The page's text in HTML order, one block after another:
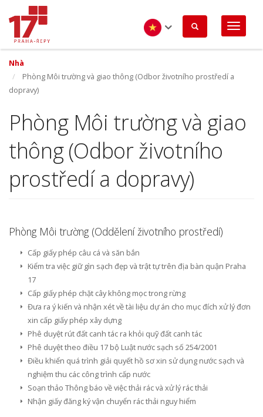
đến
dung
Vietnamese
Nhà
Phòng Môi trường và giao thông (Odbor životního prostředí a
dopravy)
Phòng Môi trường và giao
thông (Odbor životního
prostředí a dopravy)
Phòng Môi trường (Oddělení životního prostředí)
Cấp giấy phép câu cá và săn bắn
Kiểm tra việc giữ gìn sạch đẹp và trật tự trên địa bàn quận Praha
17
Cấp giấy phép chặt cây không mọc trong rừng
Đưa ra ý kiến và nhận xét về tài liệu dự án cho mục đích xử lý đơn
xin cấp giấy phép xây dựng
Phê duyệt rút đất canh tác ra khỏi quỹ đất canh tác
Phê duyệt theo điều 17 bộ Luật nước sạch số 254/2001
Điều khiển quá trình giải quyết hồ sơ xin sử dụng nước sạch và
nghiệm thu các công trình cấp nước
Soạn thảo Thông báo về việc thải rác và xử lý rác thải
Nhận giấy đăng ký vận chuyển rác thải nguy hiểm